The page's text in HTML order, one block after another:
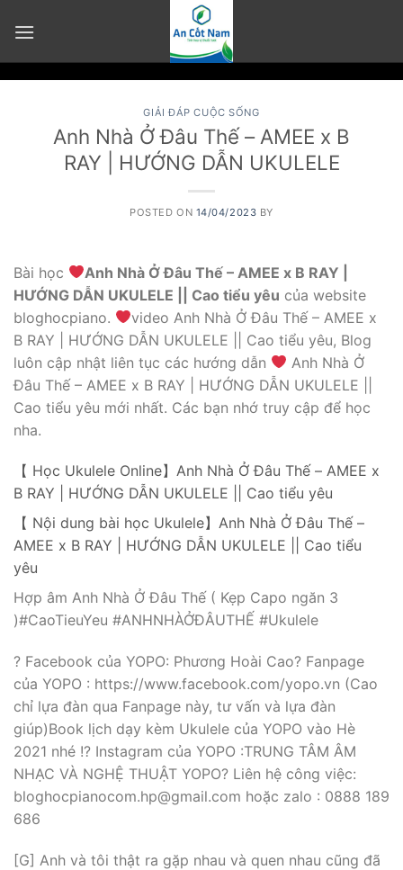
GIẢI ĐÁP CUỘC SỐNG
Anh Nhà Ở Đâu Thế – AMEE x B
RAY | HƯỚNG DẪN UKULELE
POSTED ON 14/04/2023 BY
Bài học
Anh Nhà Ở Đâu Thế – AMEE x B RAY |
HƯỚNG DẪN UKULELE || Cao tiểu yêu của website
bloghocpiano.
video Anh Nhà Ở Đâu Thế – AMEE x
B RAY | HƯỚNG DẪN UKULELE || Cao tiểu yêu, Blog
luôn cập nhật liên tục các hướng dẫn
Anh Nhà Ở
Đâu Thế – AMEE x B RAY | HƯỚNG DẪN UKULELE ||
Cao tiểu yêu mới nhất. Các bạn nhớ truy cập để học
nha.
【 Học Ukulele Online】Anh Nhà Ở Đâu Thế – AMEE x
B RAY | HƯỚNG DẪN UKULELE || Cao tiểu yêu
【 Nội dung bài học Ukulele】Anh Nhà Ở Đâu Thế –
AMEE x B RAY | HƯỚNG DẪN UKULELE || Cao tiểu
yêu
Hợp âm Anh Nhà Ở Đâu Thế ( Kẹp Capo ngăn 3
)#CaoTieuYeu #ANHNHÀỞĐÂUTHẾ #Ukulele
? Facebook của YOPO: Phương Hoài Cao? Fanpage
của YOPO : https://www.facebook.com/yopo.vn (Cao
chỉ lựa đàn qua Fanpage này, tư vấn và lựa đàn
giúp)Book lịch dạy kèm Ukulele của YOPO vào Hè
2021 nhé !? Instagram của YOPO :TRUNG TÂM ÂM
NHẠC VÀ NGHỆ THUẬT YOPO? Liên hệ công việc:
bloghocpianocom.hp@gmail.com hoặc zalo : 0888 189
686
[G] Anh và tôi thật ra gặp nhau và quen nhau cũng đã